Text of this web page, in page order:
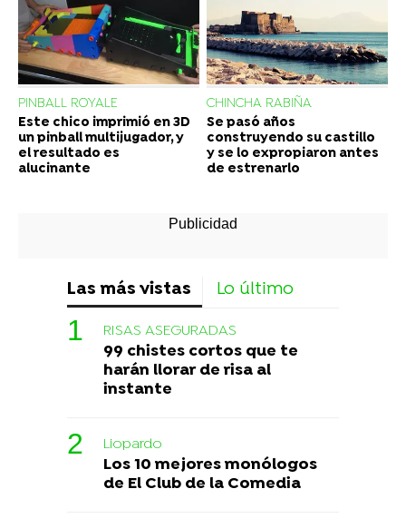
PINBALL ROYALE
Este chico imprimió en 3D
un pinball multijugador, y
el resultado es
alucinante
CHINCHA RABIÑA
Se pasó años
construyendo su castillo
y se lo expropiaron antes
de estrenarlo
Las más vistas Lo último
RISAS ASEGURADAS
99 chistes cortos que te
harán llorar de risa al
instante
Liopardo
Los 10 mejores monólogos
de El Club de la Comedia